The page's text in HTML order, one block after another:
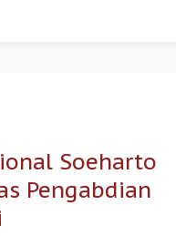
Soeharto
Pengabdian